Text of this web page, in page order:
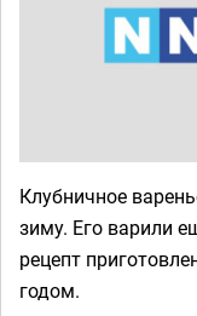
Клубничное
зиму. Его варили
рецепт
годом.